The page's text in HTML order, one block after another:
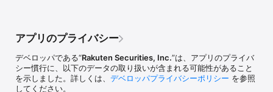
市況、為替レート、海外先物指数、ニュース、ランキングと豊富な
情報をいつでもリアルタイムに確認できます。ニュースでは国内株
式、為替/金利、アジア市況、米国市況、欧州市況、債券の6つのカ
アプリのプライバシー
デベロッパである“Rakuten Securities, Inc.”は、アプリのプライバ
シー慣行に、以下のデータの取り扱いが含まれる可能性があること
を示しました。詳しくは、 デベロッパプライバシーポリシー を参照
してください。